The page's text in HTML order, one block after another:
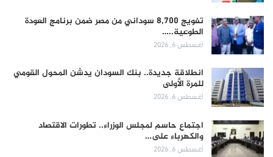
تفويج 8,700 سوداني من مصر ضمن برنامج العودة
الطوعية..…
أغسطس 6, 2026
انطلاقة جديدة.. بنك السودان يدشن المحول القومي
للمرة الأولى
أغسطس 6, 2026
اجتماع حاسم لمجلس الوزراء.. تطورات الاقتصاد
والكهرباء على…
أغسطس 6, 2026